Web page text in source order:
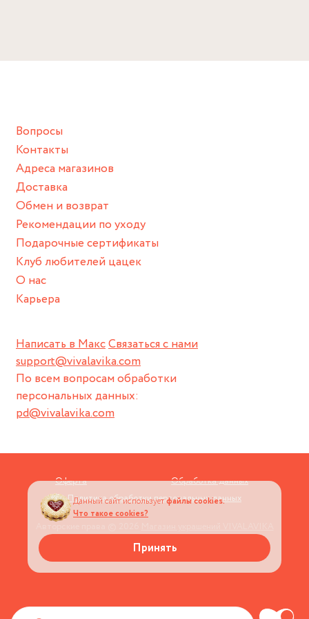
Снимайте ваше украшение перед купанием (и в море, и в
спортивный инвентарь).
Храните изделие в сухом месте.
Для надежного хранения мы доставляем все изделия в
нашей фирменной коробке или упаковке бренда.
Пожалуйста, используйте эту упаковку для хранения,
пока не носите украшение на себе.
Написать в МаксСвязаться с нами
support@vivalavika.com
По всем вопросам обработки
персональных данных:
pd@vivalavika.com
Вопросы
Контакты
Адреса магазинов
Доставка
Обмен и возврат
Рекомендации по уходу
Подарочные сертификаты
Клуб любителей цацек
О нас
Карьера
Оферта
Обработка данных
Политика обработки персональных данных
Данный сайт используетфайлы cookies.
Что такое cookies?
Принять